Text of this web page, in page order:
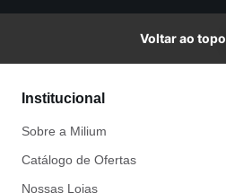
Voltar ao topo
Institucional
Sobre a Milium
Catálogo de Ofertas
Nossas Lojas